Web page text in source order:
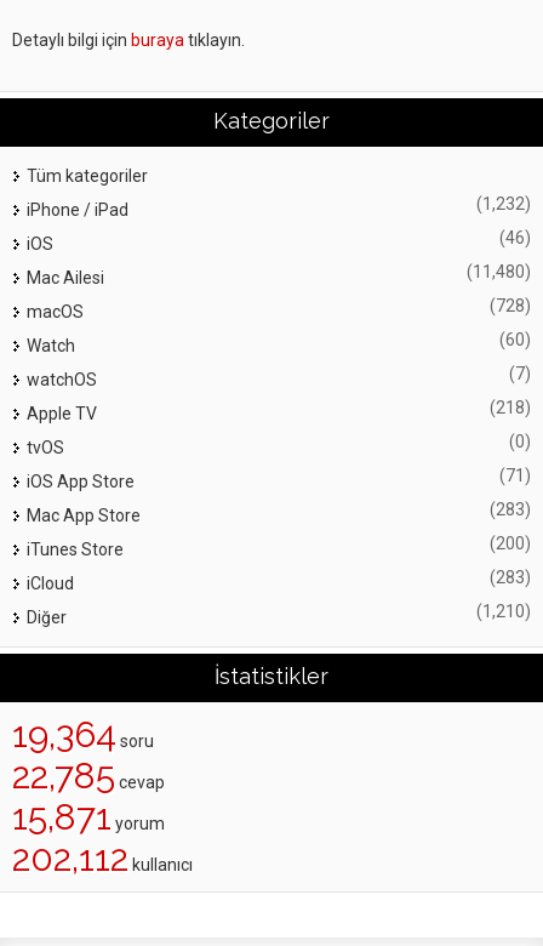
Detaylı bilgi için buraya tıklayın.
Kategoriler
Tüm kategoriler
iPhone / iPad
(1,232)
iOS (46)
Mac Ailesi (11,480)
macOS (728)
Watch (60)
watchOS (7)
Apple TV (218)
tvOS (0)
iOS App Store (71)
Mac App Store (283)
iTunes Store (200)
iCloud (283)
Diğer (1,210)
İstatistikler
19,364 soru
22,785 cevap
15,871 yorum
202,112 kullanıcı